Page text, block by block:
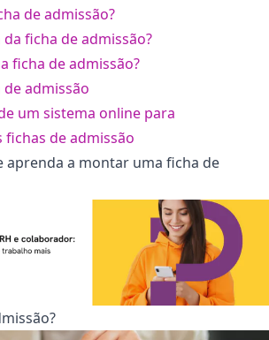
de admissão?
ficha de admissão?
ficha de admissão?
admissão
um sistema online para
de admissão
aprenda a montar uma ficha de